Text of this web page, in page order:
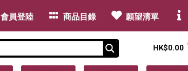
會員登陸 商品目錄 願望清單
HK$0.00